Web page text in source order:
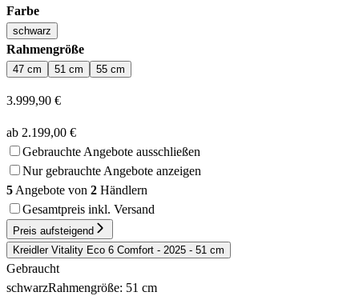
Farbe
schwarz
Rahmengröße
47 cm 51 cm 55 cm
3.999,90 €
ab 2.199,00 €
Gebrauchte Angebote ausschließen
Nur gebrauchte Angebote anzeigen
5 Angebote von 2 Händlern
Gesamtpreis inkl. Versand
Preis aufsteigend
Kreidler Vitality Eco 6 Comfort - 2025 - 51 cm
Gebraucht
schwarzRahmengröße: 51 cm